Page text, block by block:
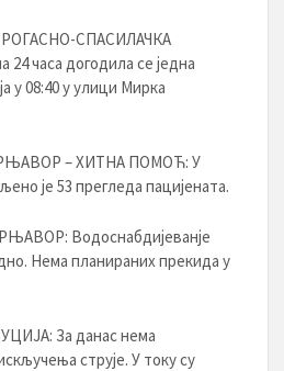
СПАСИЛАЧКА
часа догодила се једна
у 08:40 у улици Мирка
– ХИТНА ПОМОЋ: У
је 53 прегледа пацијената.
Водоснабдијеванје
Нема планираних прекида у
За данас нема
струје. У току су